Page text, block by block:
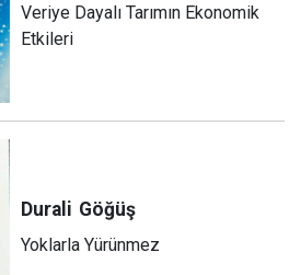
Veriye Dayalı Tarımın Ekonomik
Etkileri
Durali Göğüş
Yoklarla Yürünmez